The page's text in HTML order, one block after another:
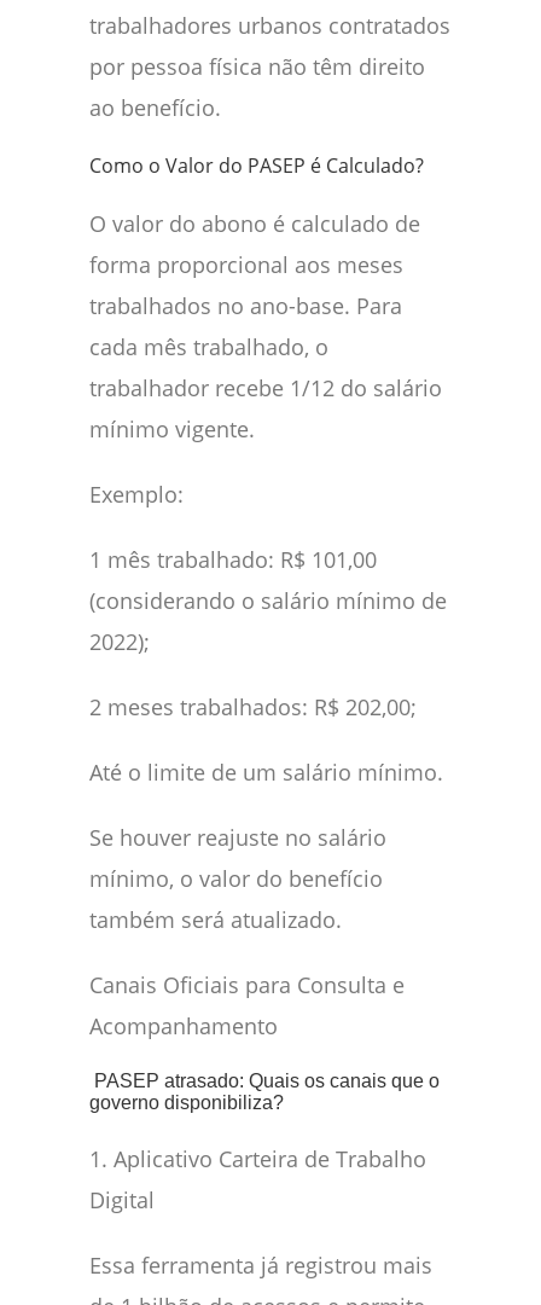
trabalhadores urbanos contratados
por pessoa física não têm direito
ao benefício.
Como o Valor do PASEP é Calculado?
O valor do abono é calculado de
forma proporcional aos meses
trabalhados no ano-base. Para
cada mês trabalhado, o
trabalhador recebe 1/12 do salário
mínimo vigente.
Exemplo:
1 mês trabalhado: R$ 101,00
(considerando o salário mínimo de
2022);
2 meses trabalhados: R$ 202,00;
Até o limite de um salário mínimo.
Se houver reajuste no salário
mínimo, o valor do benefício
também será atualizado.
Canais Oficiais para Consulta e
Acompanhamento
PASEP atrasado: Quais os canais que o
governo disponibiliza?
1. Aplicativo Carteira de Trabalho
Digital
Essa ferramenta já registrou mais